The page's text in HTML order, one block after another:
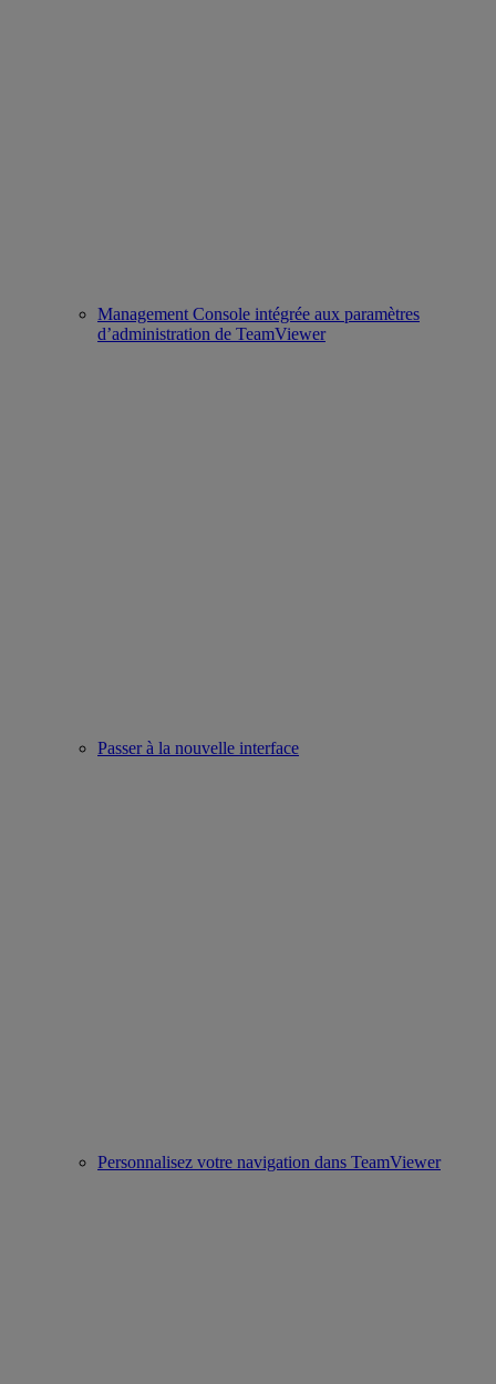
Management Console intégrée aux paramètres
d’administration de TeamViewer
Passer à la nouvelle interface
Personnalisez votre navigation dans TeamViewer